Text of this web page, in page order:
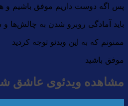
پس اگه دوست داریم موفق باشیم و
باید آمادگی روبرو شدن به چالش‌ها
ممنونم که به این ویدئو توجه کردید
موفق باشید
مشاهده ویدئوی عاشق